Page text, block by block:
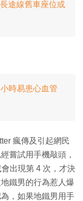
途線舊車座位或
時易患心血管
瘋傳及引起網民
嘗試用手機敲頭，
出現第 4 次，才決
鐵男的行為惹人爆
，如果地鐵男用手